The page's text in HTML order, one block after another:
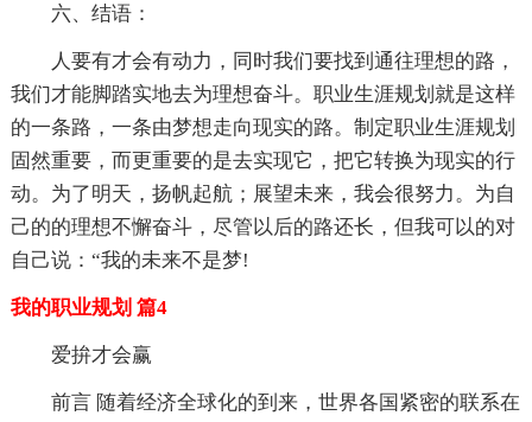
六、结语：
人要有才会有动力，同时我们要找到通往理想的路，
我们才能脚踏实地去为理想奋斗。职业生涯规划就是这样
的一条路，一条由梦想走向现实的路。制定职业生涯规划
固然重要，而更重要的是去实现它，把它转换为现实的行
动。为了明天，扬帆起航；展望未来，我会很努力。为自
己的的理想不懈奋斗，尽管以后的路还长，但我可以的对
自己说：“我的未来不是梦!
我的职业规划 篇4
爱拚才会赢
前言 随着经济全球化的到来，世界各国紧密的联系在